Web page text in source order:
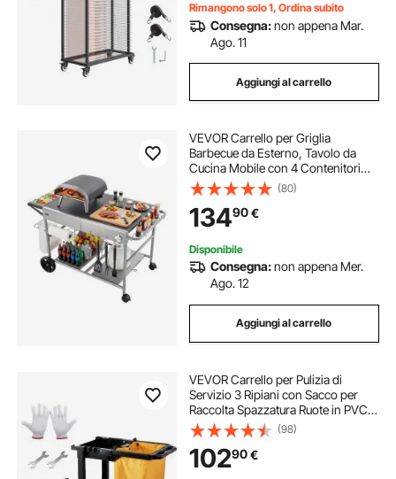
Rimangono solo 1, Ordina subito
Consegna:non appena Mar.
Ago. 11
Aggiungi al carrello
VEVOR Carrello per Griglia
Barbecue da Esterno, Tavolo da
Cucina Mobile con 4 Contenitori
per Spezie, Ruote, Coperchi, Ganci,
Tavoli per la Preparazione del
Barbecue per Cucina, Cortile, Isola
Cucina
(80)
13490€
Disponibile
Consegna:non appena Mer.
Ago. 12
Aggiungi al carrello
VEVOR Carrello per Pulizia di
Servizio 3 Ripiani con Sacco per
Raccolta Spazzatura Ruote in PVC
Capacità Carico Max. 90,7kg,
Carrello di Pulizia 3 Ripiani PP
Sacco Raccolta Hotel Aeroporto
Magazzino
(98)
10290€